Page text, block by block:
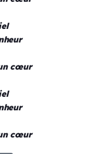
cœur
cœur